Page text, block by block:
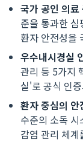
국가 공인 의료
준을 통과한
환자 안전성을
우수내시경실
관리 등 5가지
실'로 공식 인
환자 중심의 안
수준의 소독
감염 관리 체